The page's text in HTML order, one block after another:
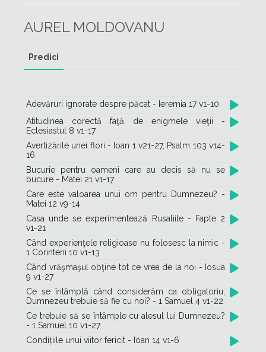
AUREL MOLDOVANU
Predici
Adevăruri ignorate despre păcat - Ieremia 17 v1-10
Atitudinea corectă faţă de enigmele vieţii -
Eclesiastul 8 v1-17
Avertizările unei flori - Ioan 1 v21-27, Psalm 103 v14-
16
Bucurie pentru oameni care au decis să nu se
bucure - Matei 21 v1-17
Care este valoarea unui om pentru Dumnezeu? -
Matei 12 v9-14
Casa unde se experimentează Rusaliile - Fapte 2
v1-21
Când experienţele religioase nu folosesc la nimic -
1 Corinteni 10 v1-13
Când vrăşmaşul obţine tot ce vrea de la noi - Iosua
9 v1-27
Ce se întâmplă când considerăm ca obligatoriu,
Dumnezeu trebuie să fie cu noi? - 1 Samuel 4 v1-22
Ce trebuie să se întâmple cu alesul lui Dumnezeu?
- 1 Samuel 10 v1-27
Condițiile unui viitor fericit - Ioan 14 v1-6